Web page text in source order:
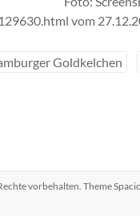
vom
Goldkelchen
vorbehalten. Theme